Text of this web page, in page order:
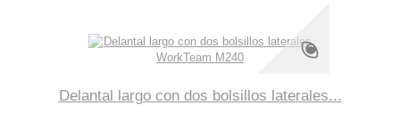
Delantal largo con dos bolsillos laterales...